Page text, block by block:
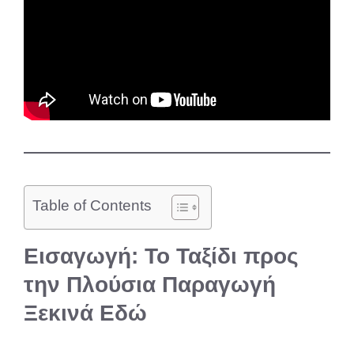
Table of Contents
Εισαγωγή: Το Ταξίδι προς
την Πλούσια Παραγωγή
Ξεκινά Εδώ